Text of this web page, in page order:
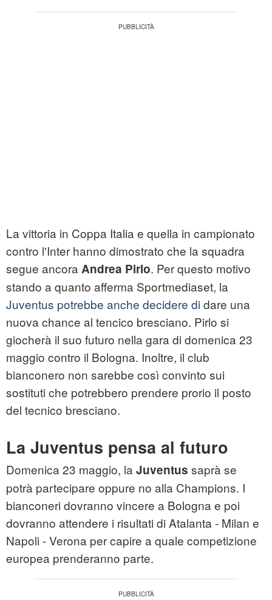
La vittoria in Coppa Italia e quella in campionato
contro l'Inter hanno dimostrato che la squadra
segue ancora Andrea Pirlo. Per questo motivo
stando a quanto afferma Sportmediaset, la
Juventus potrebbe anche decidere didare una
nuova chance al tencico bresciano. Pirlo si
giocherà il suo futuro nella gara di domenica 23
maggio contro il Bologna. Inoltre, il club
bianconero non sarebbe così convinto sui
sostituti che potrebbero prendere prorio il posto
del tecnico bresciano.
La Juventus pensa al futuro
Domenica 23 maggio, la Juventus saprà se
potrà partecipare oppure no alla Champions. I
bianconeri dovranno vincere a Bologna e poi
dovranno attendere i risultati di Atalanta - Milan e
Napoli - Verona per capire a quale competizione
europea prenderanno parte.